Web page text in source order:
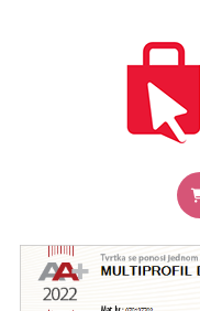
Internetska
trgovina